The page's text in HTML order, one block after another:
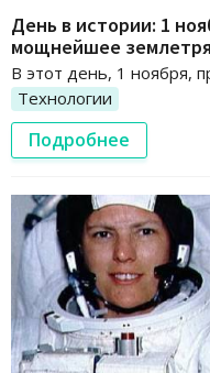
День в истории: 1
мощнейшее
В этот день, 1 ноября,
Технологии
Подробнее